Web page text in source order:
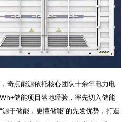
奇点能源依托核心团队十余年电力电
储能项目落地经验，率先切入储能
源于储能，更懂储能”的先发优势，打造